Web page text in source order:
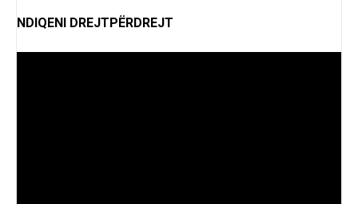
NDIQENI DREJTPËRDREJT